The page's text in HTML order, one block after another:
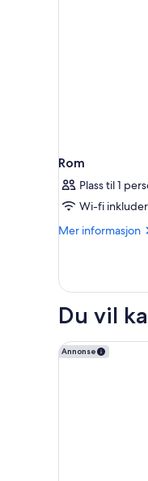
Rom
Plass til 1
Wi-fi
Mer informasjon
Mer
Du vil
Annonse
Marriott Hotel